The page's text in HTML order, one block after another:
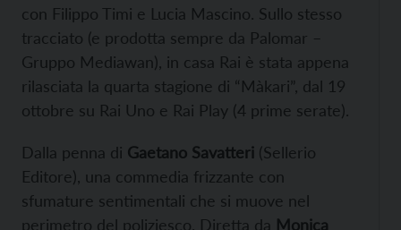
con Filippo Timi e Lucia Mascino. Sullo stesso
tracciato (e prodotta sempre da Palomar –
Gruppo Mediawan), in casa Rai è stata appena
rilasciata la quarta stagione di “Màkari”, dal 19
ottobre su Rai Uno e Rai Play (4 prime serate).
Dalla penna di Gaetano Savatteri (Sellerio
Editore), una commedia frizzante con
sfumature sentimentali che si muove nel
perimetro del poliziesco. Diretta da Monica